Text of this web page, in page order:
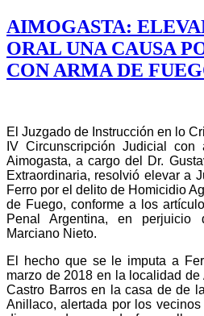
AIMOGASTA:
ORAL UNA CAUSA
CON ARMA DE
El Juzgado de Instrucción en lo
IV Circunscripción Judicial
Aimogasta, a cargo del Dr.
Extraordinaria, resolvió elevar a
Ferro por el delito de Homicidio
de Fuego, conforme a los
Penal Argentina, en
Marciano Nieto.
El hecho que se le imputa a
marzo de 2018 en la localidad
Castro Barros en la casa de de
Anillaco, alertada por los